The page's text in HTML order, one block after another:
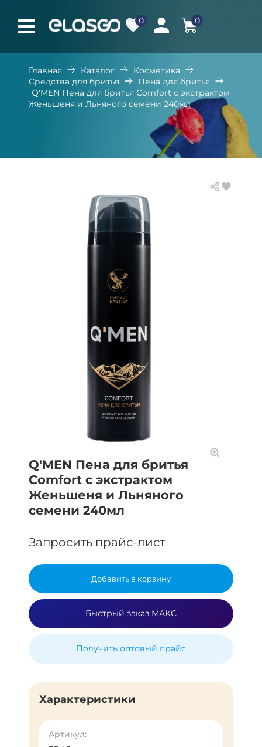
0 0
Главная Каталог
Косметика
Средства для бритья
Пена для бритья
Q'MEN Пена для бритья Comfort с экстрактом
Женьшеня и Льняного семени 240мл
Q'MEN Пена для бритья
Comfort с экстрактом
Женьшеня и Льняного
семени 240мл
Запросить прайс-лист
Добавить в корзину
Быстрый заказ МАКС
Получить оптовый прайс
Характеристики
Артикул: